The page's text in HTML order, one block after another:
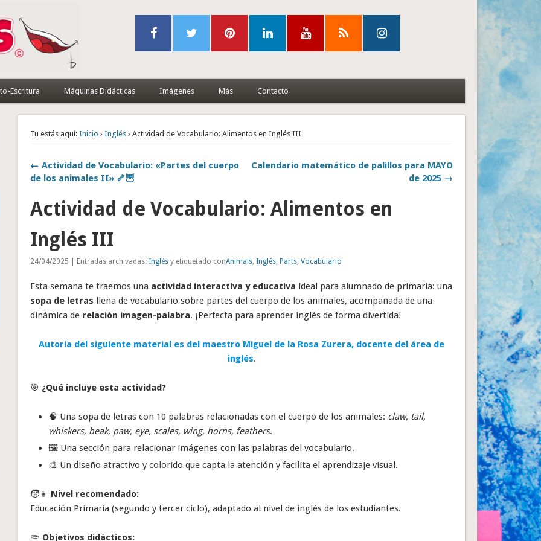
Escritura Máquinas Didácticas Imágenes Más Contacto
Tu estás aquí: Inicio ›Inglés › Actividad de Vocabulario: Alimentos en Inglés III
← Actividad de Vocabulario: «Partes del cuerpo
de los animales II» 🦴🦉
Calendario matemático de palillos para MAYO
de 2025 →
Actividad de Vocabulario: Alimentos en
Inglés III
24/04/2025 | Entradas archivadas: Inglés y etiquetado conAnimals, Inglés,Parts,Vocabulario
Esta semana te traemos una actividad interactiva y educativa ideal para alumnado de primaria: una
sopa de letras llena de vocabulario sobre partes del cuerpo de los animales, acompañada de una
dinámica de relación imagen-palabra. ¡Perfecta para aprender inglés de forma divertida!
Autoría del siguiente material es del maestro Miguel de la Rosa Zurera, docente del área de
inglés.
🎯 ¿Qué incluye esta actividad?
🧠 Una sopa de letras con 10 palabras relacionadas con el cuerpo de los animales: claw, tail,
whiskers, beak, paw, eye, scales, wing, horns, feathers.
🖼️ Una sección para relacionar imágenes con las palabras del vocabulario.
🎨 Un diseño atractivo y colorido que capta la atención y facilita el aprendizaje visual.
🧒👧 Nivel recomendado:
Educación Primaria (segundo y tercer ciclo), adaptado al nivel de inglés de los estudiantes.
✏️ Objetivos didácticos: